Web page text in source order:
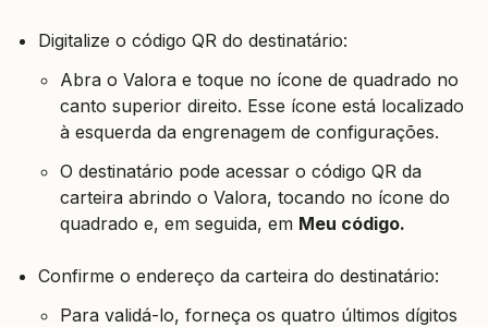
Digitalize o código QR do destinatário:
Abra o Valora e toque no ícone de quadrado no
canto superior direito. Esse ícone está localizado
à esquerda da engrenagem de configurações.
O destinatário pode acessar o código QR da
carteira abrindo o Valora, tocando no ícone do
quadrado e, em seguida, em Meu código.
Confirme o endereço da carteira do destinatário:
Para validá-lo, forneça os quatro últimos dígitos